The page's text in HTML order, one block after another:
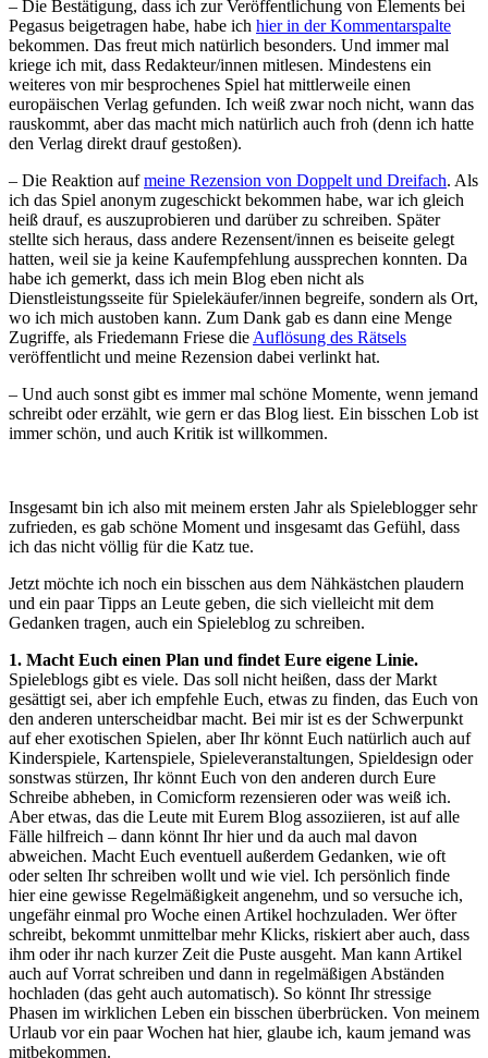
– Die Bestätigung, dass ich zur Veröffentlichung von Elements bei
Pegasus beigetragen habe, habe ich hier in der Kommentarspalte
bekommen. Das freut mich natürlich besonders. Und immer mal
kriege ich mit, dass Redakteur/innen mitlesen. Mindestens ein
weiteres von mir besprochenes Spiel hat mittlerweile einen
europäischen Verlag gefunden. Ich weiß zwar noch nicht, wann das
rauskommt, aber das macht mich natürlich auch froh (denn ich hatte
den Verlag direkt drauf gestoßen).
– Die Reaktion aufmeine Rezension von Doppelt und Dreifach. Als
ich das Spiel anonym zugeschickt bekommen habe, war ich gleich
heiß drauf, es auszuprobieren und darüber zu schreiben. Später
stellte sich heraus, dass andere Rezensent/innen es beiseite gelegt
hatten, weil sie ja keine Kaufempfehlung aussprechen konnten. Da
habe ich gemerkt, dass ich mein Blog eben nicht als
Dienstleistungsseite für Spielekäufer/innen begreife, sondern als Ort,
wo ich mich austoben kann. Zum Dank gab es dann eine Menge
Zugriffe, als Friedemann Friese die Auflösung des Rätsels
veröffentlicht und meine Rezension dabei verlinkt hat.
– Und auch sonst gibt es immer mal schöne Momente, wenn jemand
schreibt oder erzählt, wie gern er das Blog liest. Ein bisschen Lob ist
immer schön, und auch Kritik ist willkommen.
Insgesamt bin ich also mit meinem ersten Jahr als Spieleblogger sehr
zufrieden, es gab schöne Moment und insgesamt das Gefühl, dass
ich das nicht völlig für die Katz tue.
Jetzt möchte ich noch ein bisschen aus dem Nähkästchen plaudern
und ein paar Tipps an Leute geben, die sich vielleicht mit dem
Gedanken tragen, auch ein Spieleblog zu schreiben.
1. Macht Euch einen Plan und findet Eure eigene Linie.
Spieleblogs gibt es viele. Das soll nicht heißen, dass der Markt
gesättigt sei, aber ich empfehle Euch, etwas zu finden, das Euch von
den anderen unterscheidbar macht. Bei mir ist es der Schwerpunkt
auf eher exotischen Spielen, aber Ihr könnt Euch natürlich auch auf
Kinderspiele, Kartenspiele, Spieleveranstaltungen, Spieldesign oder
sonstwas stürzen, Ihr könnt Euch von den anderen durch Eure
Schreibe abheben, in Comicform rezensieren oder was weiß ich.
Aber etwas, das die Leute mit Eurem Blog assoziieren, ist auf alle
Fälle hilfreich – dann könnt Ihr hier und da auch mal davon
abweichen. Macht Euch eventuell außerdem Gedanken, wie oft
oder selten Ihr schreiben wollt und wie viel. Ich persönlich finde
hier eine gewisse Regelmäßigkeit angenehm, und so versuche ich,
ungefähr einmal pro Woche einen Artikel hochzuladen. Wer öfter
schreibt, bekommt unmittelbar mehr Klicks, riskiert aber auch, dass
ihm oder ihr nach kurzer Zeit die Puste ausgeht. Man kann Artikel
auch auf Vorrat schreiben und dann in regelmäßigen Abständen
hochladen (das geht auch automatisch). So könnt Ihr stressige
Phasen im wirklichen Leben ein bisschen überbrücken. Von meinem
Urlaub vor ein paar Wochen hat hier, glaube ich, kaum jemand was
mitbekommen.